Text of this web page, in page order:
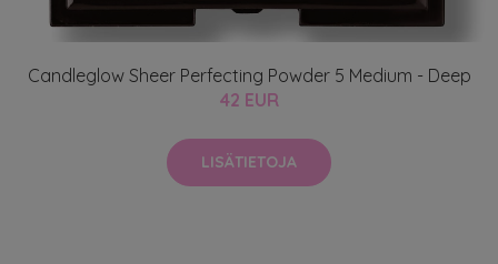
Candleglow Sheer Perfecting Powder 5 Medium - Deep
42 EUR
LISÄTIETOJA